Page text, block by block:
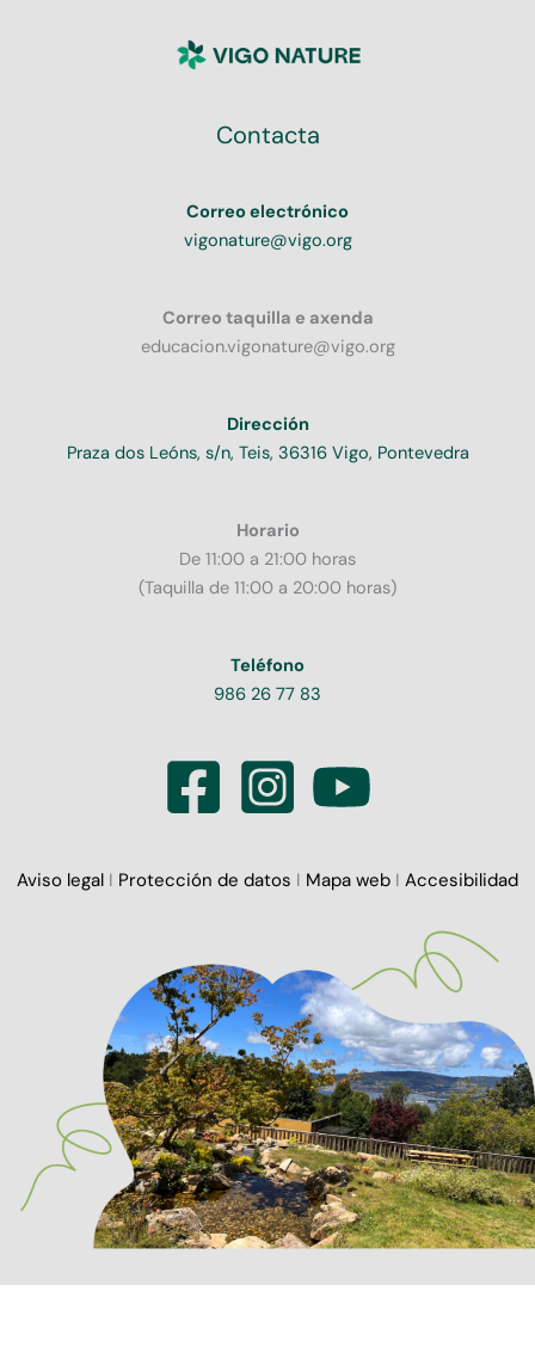
Contacta
Correo electrónico
vigonature@vigo.org
Correo taquilla e axenda
educacion.vigonature@vigo.org
Dirección
Praza dos Leóns, s/n, Teis, 36316 Vigo, Pontevedra
Horario
De 11:00 a 21:00 horas
(Taquilla de 11:00 a 20:00 horas)
Teléfono
986 26 77 83
Aviso legal I Protección de datos I Mapa web I Accesibilidad